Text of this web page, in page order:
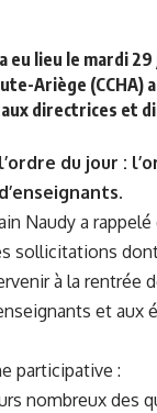
eu lieu le mardi 29
Ariège (CCHA)
directrices et
du jour :
Naudy a
sollicitations
à la rentrée
et aux
participative :
nombreux des